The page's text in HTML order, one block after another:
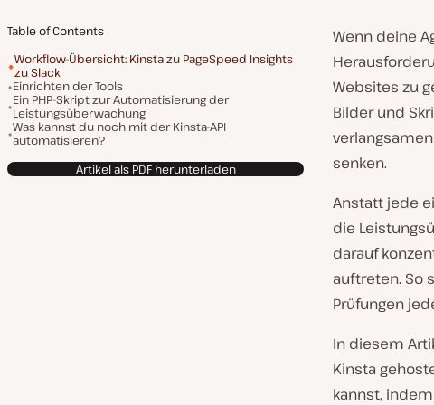
Table of Contents
Workflow-Übersicht: Kinsta zu PageSpeed Insights
zu Slack
Einrichten der Tools
Ein PHP-Skript zur Automatisierung der
Leistungsüberwachung
Was kannst du noch mit der Kinsta-API
automatisieren?
Artikel als PDF herunterladen
Wenn deine
Websites zu
Bilder und
senken.
Anstatt jede
die
darauf
auftreten. So
Prüfungen
In diesem
Kinsta
kannst,